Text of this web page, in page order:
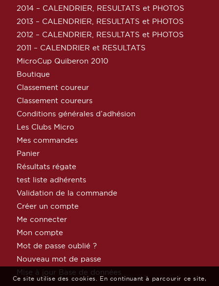
2014 – CALENDRIER, RESULTATS et PHOTOS
2013 – CALENDRIER, RESULTATS et PHOTOS
2012 – CALENDRIER, RESULTATS et PHOTOS
2011 – CALENDRIER et RESULTATS
MicroCup Quiberon 2010
Boutique
Classement coureur
Classement coureurs
Conditions générales d’adhésion
Les Clubs Micro
Mes commandes
Panier
Résultats régate
test liste adhérents
Validation de la commande
Créer un compte
Me connecter
Mon compte
Mot de passe oublié ?
Nouveau mot de passe
Mise à jour Base de données
Ce site utilise des cookies. En continuant à parcourir ce site,